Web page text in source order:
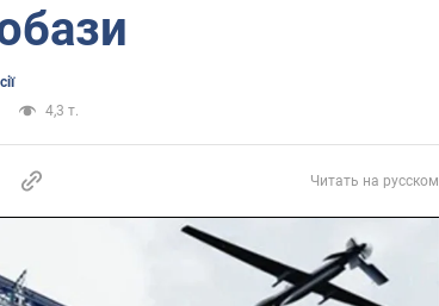
4,3 т.
Читать на русском